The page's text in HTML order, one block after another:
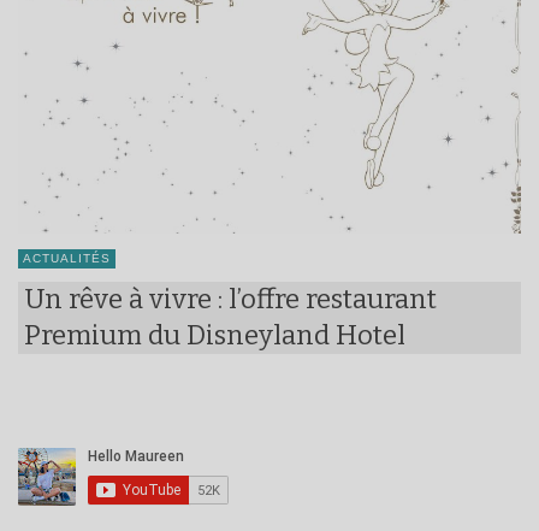
ACTUALITÉS
Un rêve à vivre : l’offre restaurant
Premium du Disneyland Hotel